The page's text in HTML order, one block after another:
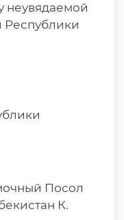
неувядаемой
Посол
К.